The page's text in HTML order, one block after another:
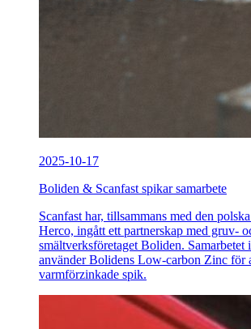
2025-10-17
Boliden & Scanfast spikar samarbete
Scanfast har, tillsammans med den
Herco, ingått ett partnerskap med gruv-
smältverksföretaget Boliden. Samarbetet
använder Bolidens Low-carbon Zinc för
varmförzinkade spik.